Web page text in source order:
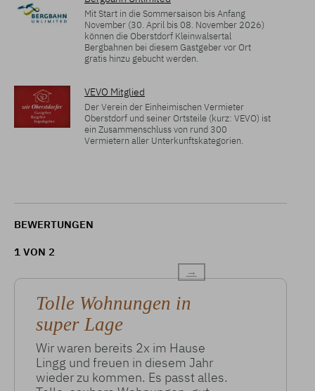
Mit Start in die Sommersaison bis Anfang
November (30. April bis 08. November 2026)
können die Oberstdorf Kleinwalsertal
Bergbahnen bei diesem Gastgeber vor Ort
gratis hinzu gebucht werden.
VEVO Mitglied
Der Verein der Einheimischen Vermieter
Oberstdorf und seiner Ortsteile (kurz: VEVO) ist
ein Zusammenschluss von rund 300
Vermietern aller Unterkunftskategorien.
BEWERTUNGEN
1 VON 2
→
Tolle Wohnungen in
super Lage
Wir waren bereits 2x im Hause
Lingg und freuen in diesem Jahr
wieder zu kommen. Es passt alles.